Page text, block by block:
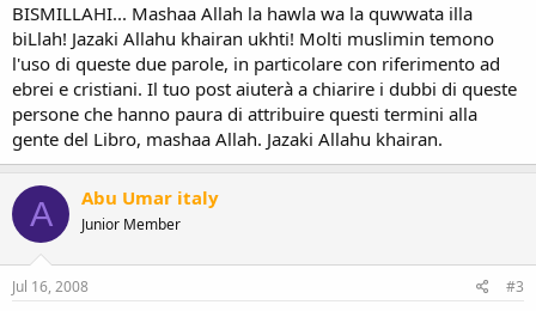
BISMILLAHI... Mashaa Allah la hawla wa la quwwata illa
biLlah! Jazaki Allahu khairan ukhti! Molti muslimin temono
l'uso di queste due parole, in particolare con riferimento ad
ebrei e cristiani. Il tuo post aiuterà a chiarire i dubbi di queste
persone che hanno paura di attribuire questi termini alla
gente del Libro, mashaa Allah. Jazaki Allahu khairan.
A Abu Umar italy
Junior Member
Jul 16, 2008 #3